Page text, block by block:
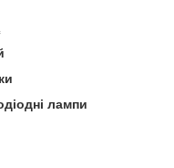
лампи